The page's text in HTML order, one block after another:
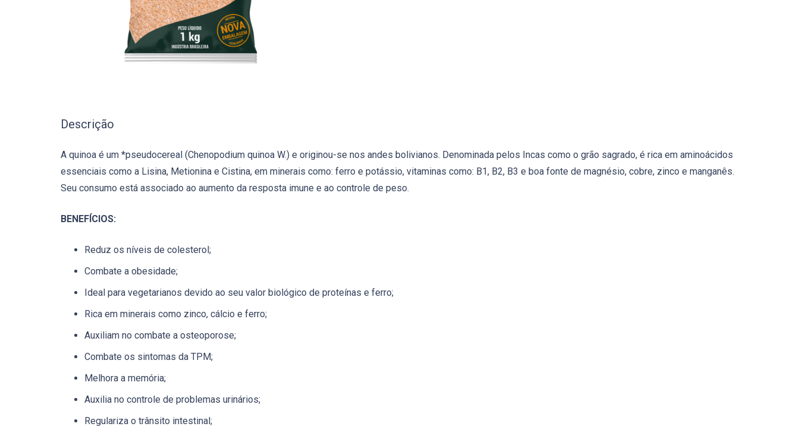
Descrição
A quinoa é um *pseudocereal (Chenopodium quinoa W.) e originou-se nos andes bolivianos. Denominada pelos Incas como o grão sagrado, é rica em aminoácidos
essenciais como a Lisina, Metionina e Cistina, em minerais como: ferro e potássio, vitaminas como: B1, B2, B3 e boa fonte de magnésio, cobre, zinco e manganês.
Seu consumo está associado ao aumento da resposta imune e ao controle de peso.
BENEFÍCIOS:
Reduz os níveis de colesterol;
Combate a obesidade;
Ideal para vegetarianos devido ao seu valor biológico de proteínas e ferro;
Rica em minerais como zinco, cálcio e ferro;
Auxiliam no combate a osteoporose;
Combate os sintomas da TPM;
Melhora a memória;
Auxilia no controle de problemas urinários;
Regulariza o trânsito intestinal;